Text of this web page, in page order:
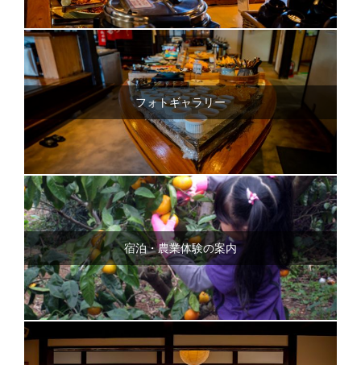
フォトギャラリー
宿泊・農業体験の案内